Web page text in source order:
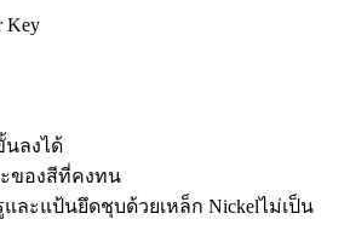
Key
นลงได้
ะของสีที่คงทน
และแป้นยึดชุบด้วยเหล็ก Nickelไม่เป็น